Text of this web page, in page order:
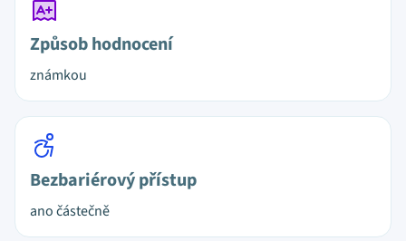
Způsob hodnocení
známkou
Bezbariérový přístup
ano částečně